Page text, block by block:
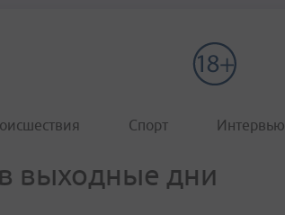
Спорт Интервью
выходные дни